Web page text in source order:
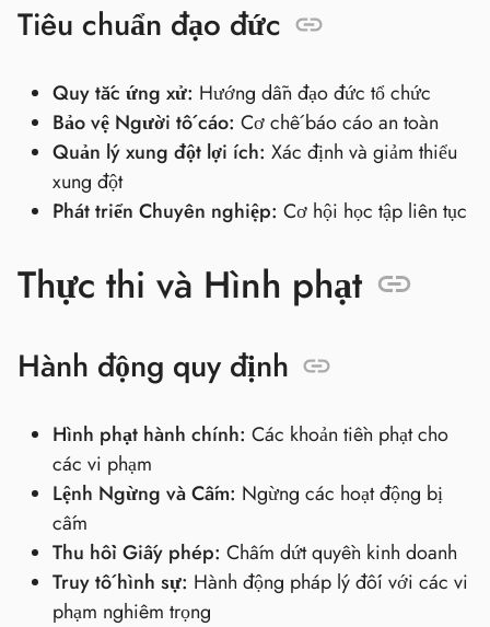
Tiêu chuẩn đạo đức
Quy tắc ứng xử: Hướng dẫn đạo đức tổ chức
Bảo vệ Người tố cáo: Cơ chế báo cáo an toàn
Quản lý xung đột lợi ích: Xác định và giảm thiểu
xung đột
Phát triển Chuyên nghiệp: Cơ hội học tập liên tục
Thực thi và Hình phạt
Hành động quy định
Hình phạt hành chính: Các khoản tiền phạt cho
các vi phạm
Lệnh Ngừng và Cấm: Ngừng các hoạt động bị
cấm
Thu hồi Giấy phép: Chấm dứt quyền kinh doanh
Truy tố hình sự: Hành động pháp lý đối với các vi
phạm nghiêm trọng